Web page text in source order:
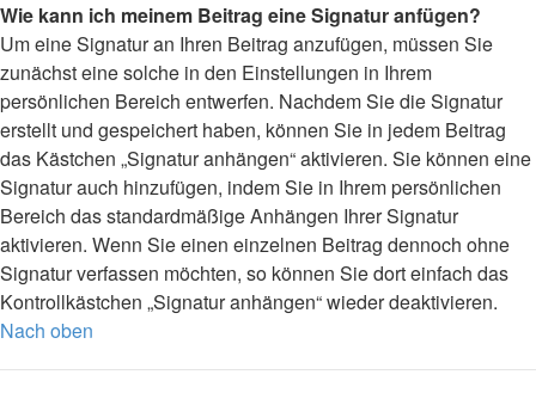
Wie kann ich meinem Beitrag eine Signatur anfügen?
Um eine Signatur an Ihren Beitrag anzufügen, müssen Sie
zunächst eine solche in den Einstellungen in Ihrem
persönlichen Bereich entwerfen. Nachdem Sie die Signatur
erstellt und gespeichert haben, können Sie in jedem Beitrag
das Kästchen „Signatur anhängen“ aktivieren. Sie können eine
Signatur auch hinzufügen, indem Sie in Ihrem persönlichen
Bereich das standardmäßige Anhängen Ihrer Signatur
aktivieren. Wenn Sie einen einzelnen Beitrag dennoch ohne
Signatur verfassen möchten, so können Sie dort einfach das
Kontrollkästchen „Signatur anhängen“ wieder deaktivieren.
Nach oben